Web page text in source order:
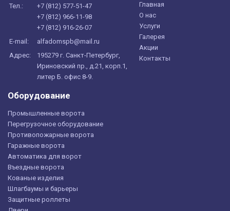
Тел.: +7 (812) 577-51-47
+7 (812) 966-11-98
+7 (812) 916-26-07
E-mail:
alfadomspb@mail.ru
Адрес:
195279 г. Санкт-Петербург,
Ириновский пр., д.21, корп.1,
литер Б. офис 8-9.
Главная
О нас
Услуги
Галерея
Акции
Контакты
Оборудование
Промышленные ворота
Перегрузочное оборудование
Противопожарные ворота
Гаражные ворота
Автоматика для ворот
Въездные ворота
Кованые изделия
Шлагбаумы и барьеры
Защитные роллеты